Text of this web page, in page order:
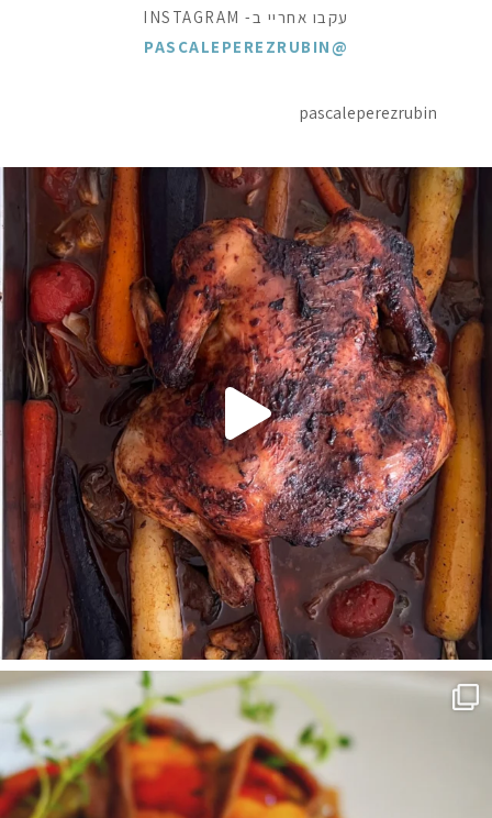
עקבו אחריי ב- INSTAGRAM
@PASCALEPEREZRUBIN
pascaleperezrubin